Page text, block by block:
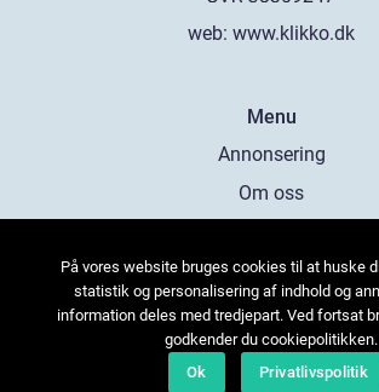
web: www.klikko.dk
Menu
Annonsering
Om oss
Kontakta oss
Sitemap
På vores website bruges cookies til at huske
statistik og personalisering af indhold og
information deles med tredjepart. Ved fortsat
godkender du cookiepolitikken.
Ok
Privatlivspolitik